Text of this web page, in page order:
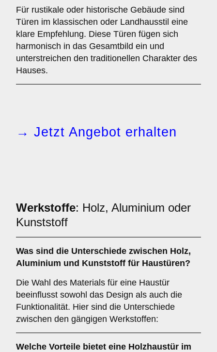
Für rustikale oder historische Gebäude sind
Türen im klassischen oder Landhausstil eine
klare Empfehlung. Diese Türen fügen sich
harmonisch in das Gesamtbild ein und
unterstreichen den traditionellen Charakter des
Hauses.
→ Jetzt Angebot erhalten
Werkstoffe: Holz, Aluminium oder
Kunststoff
Was sind die Unterschiede zwischen Holz,
Aluminium und Kunststoff für Haustüren?
Die Wahl des Materials für eine Haustür
beeinflusst sowohl das Design als auch die
Funktionalität. Hier sind die Unterschiede
zwischen den gängigen Werkstoffen:
Welche Vorteile bietet eine Holzhaustür im